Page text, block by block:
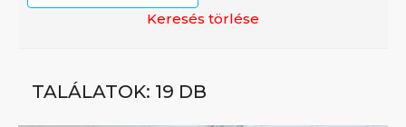
Keresés törlése
TALÁLATOK: 19 DB